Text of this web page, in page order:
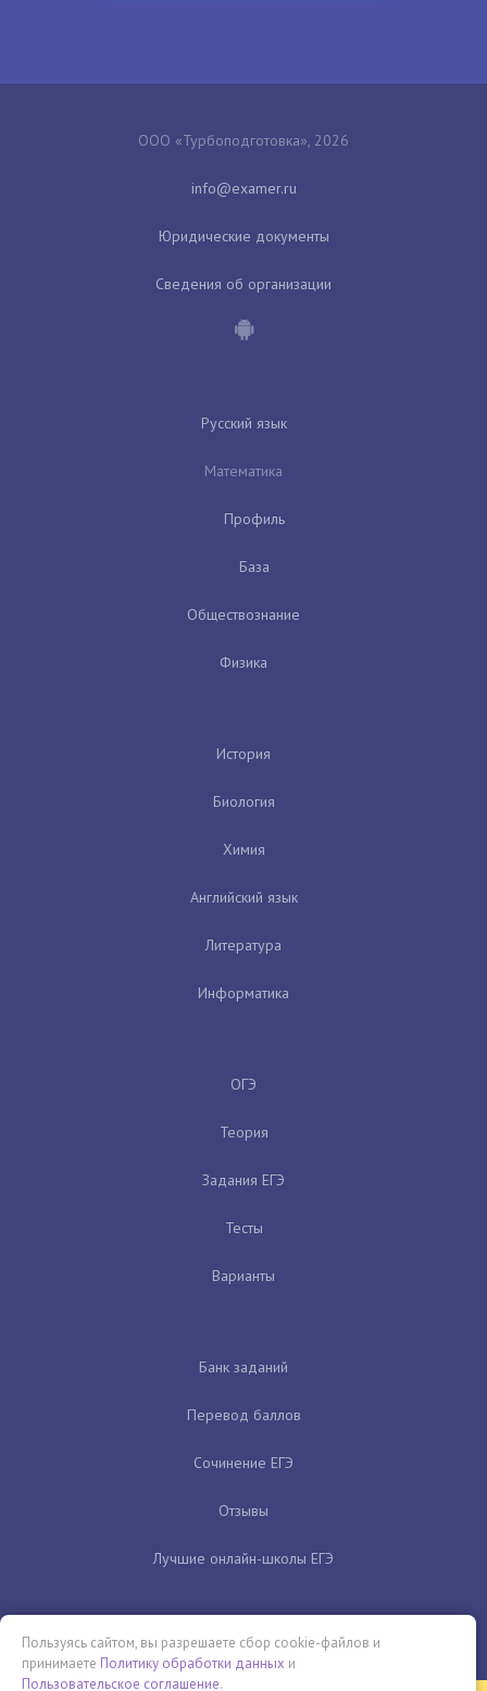
ООО «Турбоподготовка», 2026
Юридические документы
Сведения об организации
Русский язык
Математика
Профиль
База
Обществознание
Физика
История
Биология
Химия
Английский язык
Литература
Информатика
ОГЭ
Теория
Задания ЕГЭ
Тесты
Варианты
Банк заданий
Перевод баллов
Сочинение ЕГЭ
Отзывы
Лучшие онлайн-школы ЕГЭ
Пользуясь сайтом, вы разрешаете сбор cookie-файлов и
принимаете Политику обработки данных и
Пользовательское соглашение.